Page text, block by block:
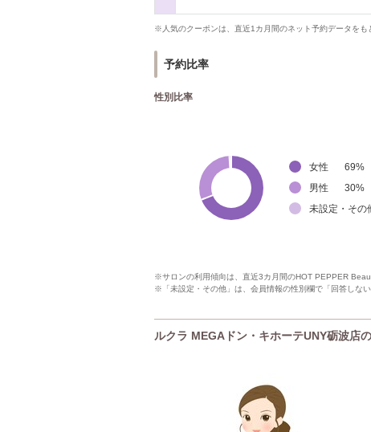
※人気のクーポンは、直近1カ月間のネット予約データをも
予約比率
性別比率
女性 69%
男性
30%
未設定・その
※サロンの利用傾向は、直近3カ月間のHOT PEPPER
※「未設定・その他」は、会員情報の性別欄で「回答しな
ルクラ MEGAドン・キホーテUNY砺波店